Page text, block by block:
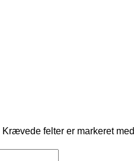
Krævede felter er markeret med